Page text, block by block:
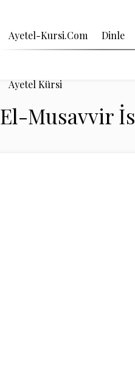
Ayetel-Kursi.Com Dinle
Ayetel Kürsi
El-Musavvir